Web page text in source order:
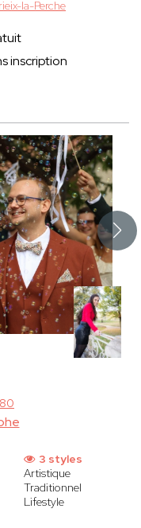
la-Perche
inscription
3 styles
Artistique
Traditionnel
Lifestyle